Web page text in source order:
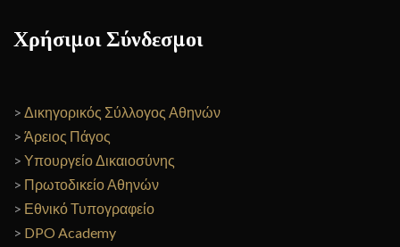
Χρήσιμοι Σύνδεσμοι
> Δικηγορικός Σύλλογος Αθηνών
> Άρειος Πάγος
> Υπουργείο Δικαιοσύνης
> Πρωτοδικείο Αθηνών
> Εθνικό Τυπογραφείο
> DPO Academy